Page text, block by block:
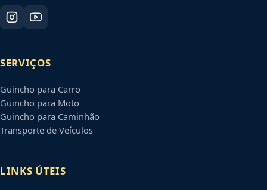
SERVIÇOS
Guincho para Carro
Guincho para Moto
Guincho para Caminhão
Transporte de Veículos
LINKS ÚTEIS